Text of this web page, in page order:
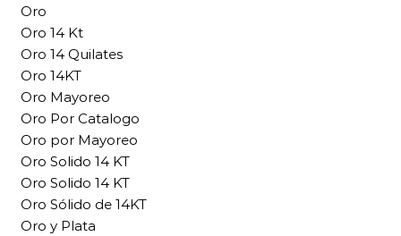
Oro
Oro 14 Kt
Oro 14 Quilates
Oro 14KT
Oro Mayoreo
Oro Por Catalogo
Oro por Mayoreo
Oro Solido 14 KT
Oro Solido 14 KT
Oro Sólido de 14KT
Oro y Plata